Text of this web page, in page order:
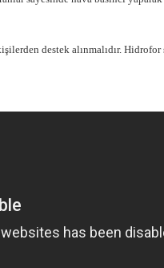
destek alınmalıdır.